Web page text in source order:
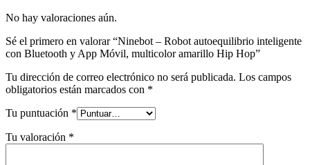
No hay valoraciones aún.
Sé el primero en valorar “Ninebot – Robot autoequilibrio inteligente
con Bluetooth y App Móvil, multicolor amarillo Hip Hop”
Tu dirección de correo electrónico no será publicada. Los campos
obligatorios están marcados con *
Tu puntuación *
Tu valoración *